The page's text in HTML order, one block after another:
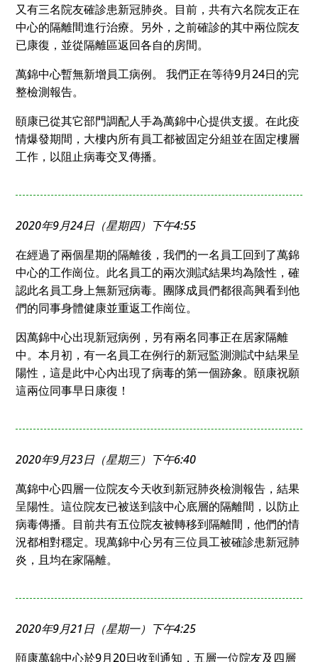
又有三名院友確診患新冠肺炎。目前，共有六名院友正在
中心的隔離間進行治療。另外，之前確診的其中兩位院友
已康復，並從隔離區返回各自的房間。
萬錦中心暫無新增員工病例。 我們正在等待9月24日的完
整檢測報告。
頤康已從其它部門調配人手為萬錦中心提供支援。在此疫
情爆發期間，大樓内所有員工都被固定分組並在固定樓層
工作，以阻止病毒交叉傳播。
2020年9月24日（星期四）下午4:55
在經過了兩個星期的隔離後，我們的一名員工回到了萬錦
中心的工作崗位。此名員工的兩次測試結果均為陰性，確
認此名員工身上無新冠病毒。團隊成員們都很高興看到他
們的同事身體健康並重返工作崗位。
因萬錦中心出現新冠病例，另有兩名同事正在居家隔離
中。本月初，有一名員工在例行的新冠監測測試中結果呈
陽性，這是此中心內出現了病毒的第一個跡象。頤康祝願
這兩位同事早日康復！
2020年9月23日（星期三）下午6:40
萬錦中心四層一位院友今天收到新冠肺炎檢測報告，結果
呈陽性。這位院友已被送到該中心底層的隔離間，以防止
病毒傳播。目前共有五位院友被轉移到隔離間，他們的情
況都相對穩定。現萬錦中心另有三位員工被確診患新冠肺
炎，且均在家隔離。
2020年9月21日（星期一）下午4:25
頤康萬錦中心於9月20日收到通知，五層一位院友及四層